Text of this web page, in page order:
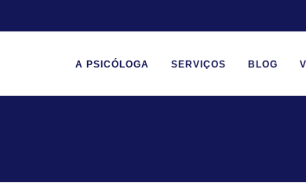
A PSICÓLOGA SERVIÇOS BLOG